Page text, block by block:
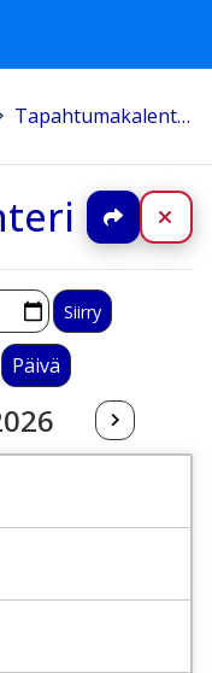
Tapahtumakalenteri
Jaa
Päivä